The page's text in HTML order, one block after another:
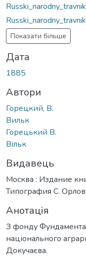
Показати більше
Дата
1885
Автори
Горецкий, В.
Вильк
Горецький В.
Вільк
Видавець
Москва : Издание
Типография С.
Анотація
З фонду
національного
Докучаєва.